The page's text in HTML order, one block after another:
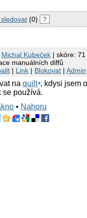
(0) ?
Michal Kubeček | skóre:
manuálních diffů
| Link | Blokovat |Admin
naquilt , kdysi jsem
se používá.
• Nahoru